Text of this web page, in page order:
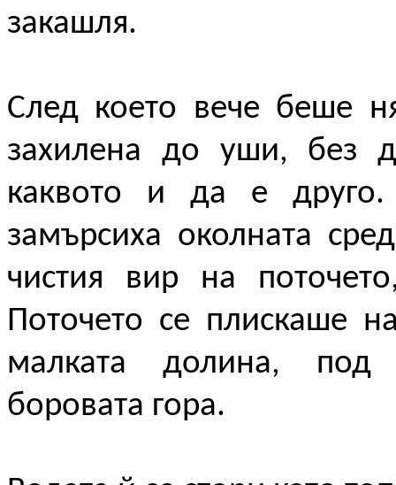
закашля.
След което вече беше
захилена до уши, без
каквото и да е
замърсиха околната
чистия вир на
Поточето се плискаше
малката долина, под
боровата гора.